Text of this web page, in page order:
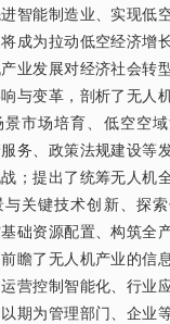
智能制造业、实现低
成为拉动低空经济增
业发展对经济社会转
与变革，剖析了无人
景市场培育、低空空
务、政策法规建设等
；提出了统筹无人机
与关键技术创新、探
础资源配置、构筑全
瞻了无人机产业的信
营控制智能化、行业
期为管理部门、企业